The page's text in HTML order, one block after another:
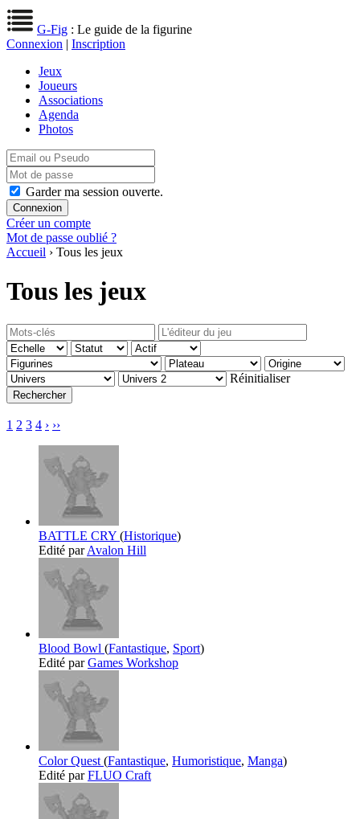
G-Fig : Le guide de la figurine
Connexion | Inscription
Jeux
Joueurs
Associations
Agenda
Photos
Garder ma session ouverte.
Créer un compte
Mot de passe oublié ?
Accueil › Tous les jeux
Tous les jeux
Réinitialiser
1 2 3 4 › ››
BATTLE CRY (Historique)
Edité parAvalon Hill
Blood Bowl (Fantastique, Sport)
Edité parGames Workshop
Color Quest (Fantastique, Humoristique, Manga)
Edité parFLUO Craft